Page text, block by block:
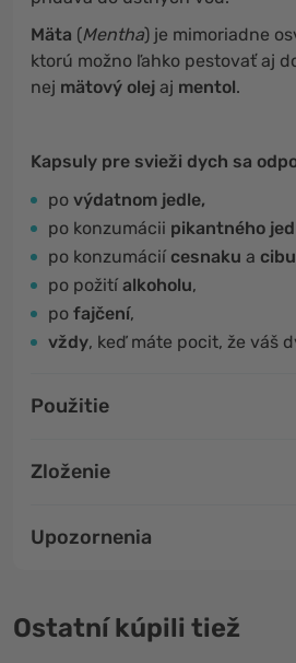
Mäta (Mentha) je mimoriadne
ktorú možno ľahko pestovať aj
nej mätový olej aj mentol.
Kapsuly pre svieži dych sa
po výdatnom jedle,
po konzumácii pikantného
po konzumácií cesnaku a
po požitíalkoholu,
po fajčení,
vždy, keď máte pocit, že váš
Použitie
Zloženie
Upozornenia
Ostatní kúpili tiež